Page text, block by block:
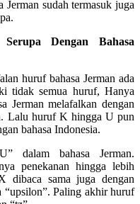
sudah termasuk juga
Dengan Bahasa
huruf bahasa Jerman ada
tidak semua huruf, Hanya
Jerman melafalkan dengan
Lalu huruf K hingga U pun
bahasa Indonesia.
dalam bahasa Jerman.
penekanan hingga lebih
dibaca sama juga dengan
“upsilon”. Paling akhir huruf